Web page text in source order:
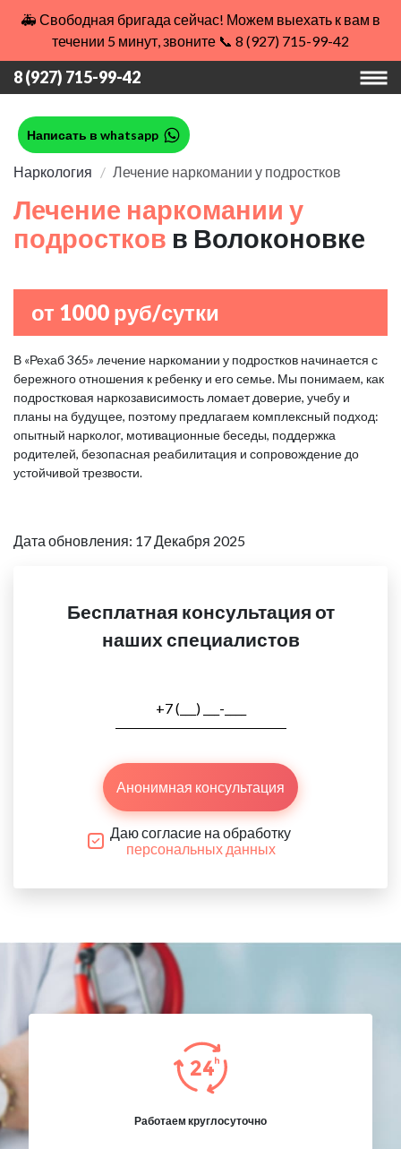
🚑 Свободная бригада сейчас! Можем выехать к вам в
течении 5 минут, звоните 📞 8 (927) 715-99-42
8 (927) 715-99-42
Написать в whatsapp
Наркология Лечение наркомании у подростков
Лечение наркомании у
подростков в Волоконовке
от 1000 руб/сутки
В «Рехаб 365» лечение наркомании у подростков начинается с
бережного отношения к ребенку и его семье. Мы понимаем, как
подростковая наркозависимость ломает доверие, учебу и
планы на будущее, поэтому предлагаем комплексный подход:
опытный нарколог, мотивационные беседы, поддержка
родителей, безопасная реабилитация и сопровождение до
устойчивой трезвости.
Дата обновления: 17 Декабря 2025
Бесплатная консультация от
наших специалистов
Анонимная консультация
Даю согласие на обработку
персональных данных
Работаем круглосуточно